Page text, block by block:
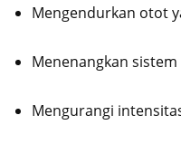
Mengendurkan otot
Menenangkan
Mengurangi